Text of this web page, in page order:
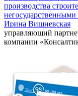
производства
негосударственными
Ирина Вишневская
управляющий
компании